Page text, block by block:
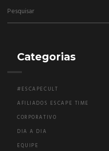
Categorias
#ESCAPECULT
AFILIADOS ESCAPE TIME
CORPORATIVO
DIA A DIA
EQUIPE